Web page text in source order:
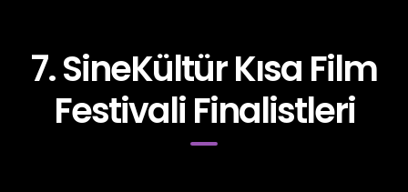
7. SineKültür Kısa Film
Festivali Finalistleri